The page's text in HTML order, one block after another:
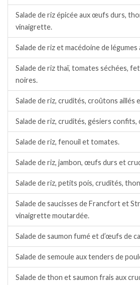
Salade de riz épicée aux œufs durs,
vinaigrette.
Salade de riz et macédoine de légumes
Salade de riz thaï, tomates séchées,
noires.
Salade de riz, crudités, croûtons aillés
Salade de riz, crudités, gésiers
Salade de riz, fenouil et tomates.
Salade de riz, jambon, œufs durs et
Salade de riz, petits pois, crudités,
Salade de saucisses de Francfort et
vinaigrette moutardée.
Salade de saumon fumé et d’œufs de
Salade de semoule aux tenders de
Salade de thon et saumon frais aux